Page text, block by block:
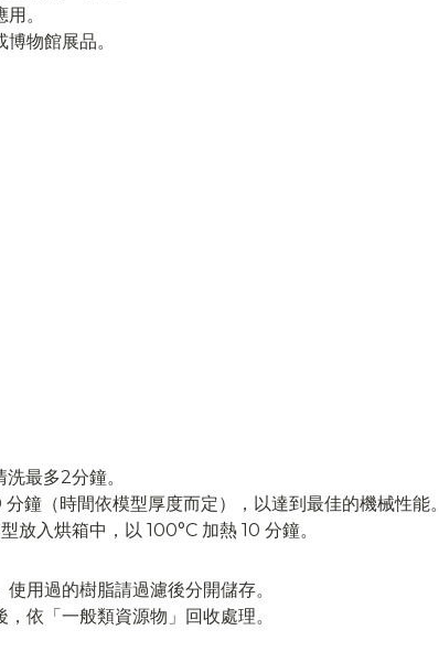
。
物館展品。
最多2分鐘。
鐘（時間依模型厚度而定），以達到最佳的機械性能。
入烘箱中，以 100°C 加熱 10 分鐘。
用過的樹脂請過濾後分開儲存。
依「一般類資源物」回收處理。